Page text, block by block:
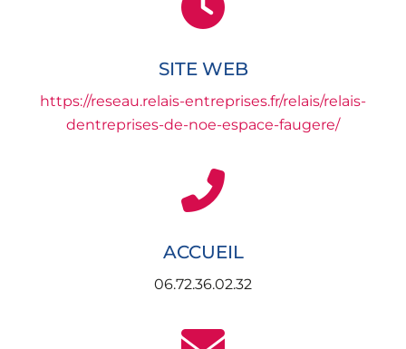
SITE WEB
https://reseau.relais-entreprises.fr/relais/relais-
dentreprises-de-noe-espace-faugere/
ACCUEIL
06.72.36.02.32